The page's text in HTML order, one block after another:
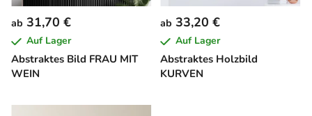
e
r
P
r
d
Abstraktes Bild FRAU MIT
WEIN
ab 31,70 €
Auf Lager
Abstraktes Holzbild
KURVEN
ab 33,20 €
Auf Lager